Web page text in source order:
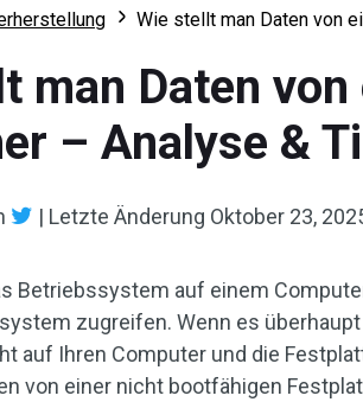
Wie stellt man Daten von
man Daten
– Analyse &
| Letzte Änderung Oktober 23,
Betriebssystem auf einem
zugreifen. Wenn es
auf Ihren Computer und die
von einer nicht bootfähigen